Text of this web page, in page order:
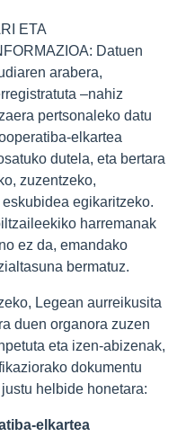
ETA
Datuen
arabera,
–nahiz
pertsonaleko datu
elkartea
dutela, eta bertara
zuzentzeko,
egikaritzeko.
harremanak
ez da, emandako
bermatuz.
Legean aurreikusita
duen organora zuzen
eta izen-abizenak,
dokumentu
helbide honetara:
elkartea